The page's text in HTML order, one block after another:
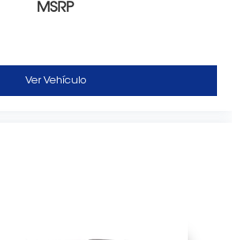
MSRP
Ver Vehículo